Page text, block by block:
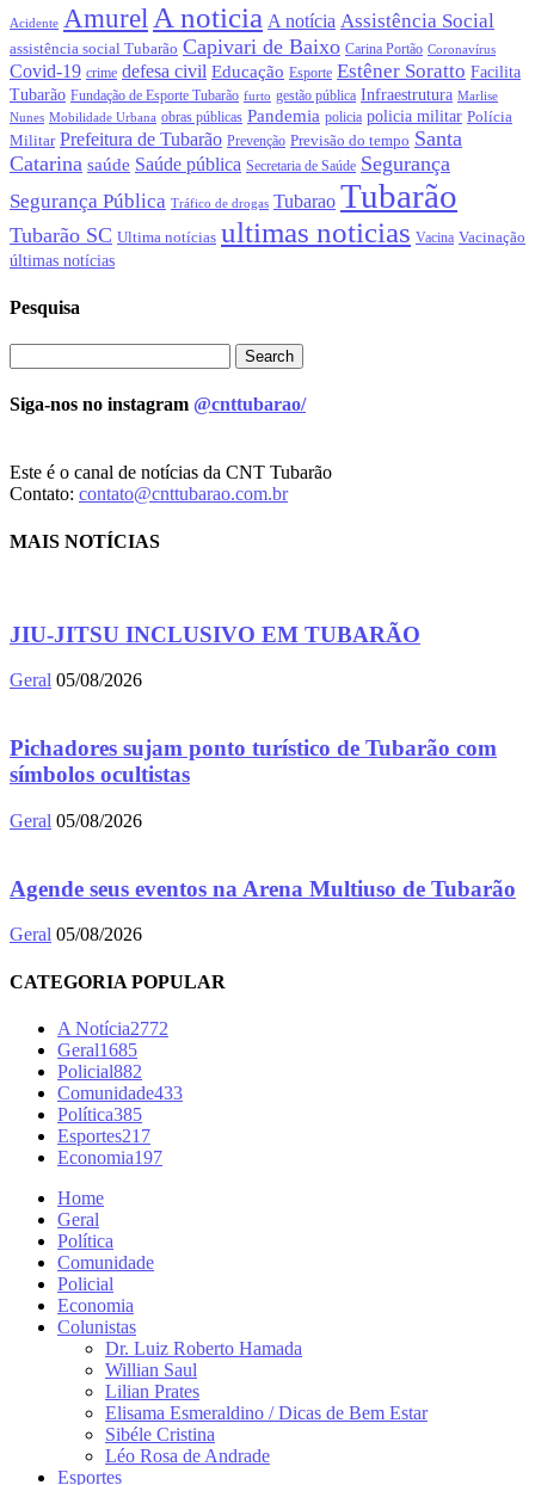
Acidente Amurel A noticia A notícia Assistência Social
assistência social Tubarão Capivari de Baixo Carina Portão Coronavírus
Covid-19 crime defesa civil Educação Esporte Estêner Soratto Facilita
Tubarão Fundação de Esporte Tubarão furto gestão pública Infraestrutura Marlise
Nunes Mobilidade Urbana obras públicas Pandemia policia policia militar Polícia
Militar Prefeitura de Tubarão Prevenção Previsão do tempo Santa
Catarina saúde Saúde pública Secretaria de Saúde Segurança
Segurança Pública Tráfico de drogas Tubarao Tubarão
Tubarão SC Ultima notícias ultimas noticias Vacina Vacinação
últimas notícias
Pesquisa
Siga-nos no instagram @cnttubarao/
Este é o canal de notícias da CNT Tubarão
Contato: contato@cnttubarao.com.br
MAIS NOTÍCIAS
JIU-JITSU INCLUSIVO EM TUBARÃO
Geral 05/08/2026
Pichadores sujam ponto turístico de Tubarão com
símbolos ocultistas
Geral 05/08/2026
Agende seus eventos na Arena Multiuso de Tubarão
Geral 05/08/2026
CATEGORIA POPULAR
A Notícia2772
Geral1685
Policial882
Comunidade433
Política385
Esportes217
Economia197
Home
Geral
Política
Comunidade
Policial
Economia
Colunistas
Dr. Luiz Roberto Hamada
Willian Saul
Lilian Prates
Elisama Esmeraldino / Dicas de Bem Estar
Sibéle Cristina
Léo Rosa de Andrade
Esportes